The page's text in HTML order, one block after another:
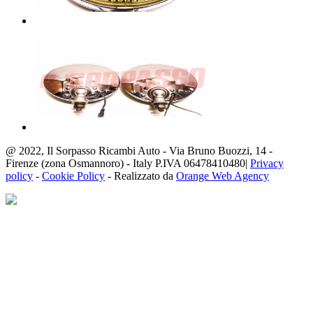
@ 2022, Il Sorpasso Ricambi Auto - Via Bruno Buozzi, 14 -
Firenze (zona Osmannoro) - Italy P.IVA 06478410480| Privacy
policy - Cookie Policy - Realizzato da Orange Web Agency